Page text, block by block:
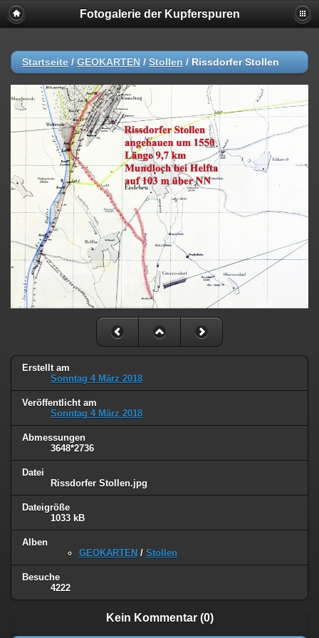
Fotogalerie der Kupferspuren
Startseite / GEOKARTEN / Stollen / Rissdorfer Stollen
Erstellt am
Sonntag 4 März 2018
Veröffentlicht am
Sonntag 4 März 2018
Abmessungen
3648*2736
Datei
Rissdorfer Stollen.jpg
Dateigröße
1033 kB
Alben
GEOKARTEN / Stollen
Besuche
4222
Kein Kommentar (0)